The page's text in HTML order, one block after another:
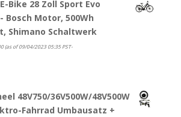
Bike 28 Zoll Sport Evo
Bosch Motor, 500Wh
Shimano Schaltwerk
(as of 09/04/2023 05:35 PST-
48V750/36V500W/48V500W
Fahrrad Umbausatz +